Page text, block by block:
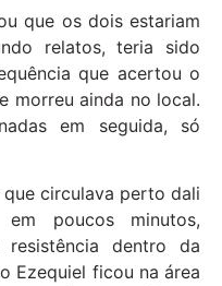
que os dois estariam
relatos, teria sido
que acertou o
morreu ainda no local.
em seguida, só
que circulava perto dali
poucos minutos,
dentro da
Ezequiel ficou na área